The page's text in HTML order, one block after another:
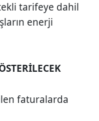
tarifeye dahil
enerji
faturalarda